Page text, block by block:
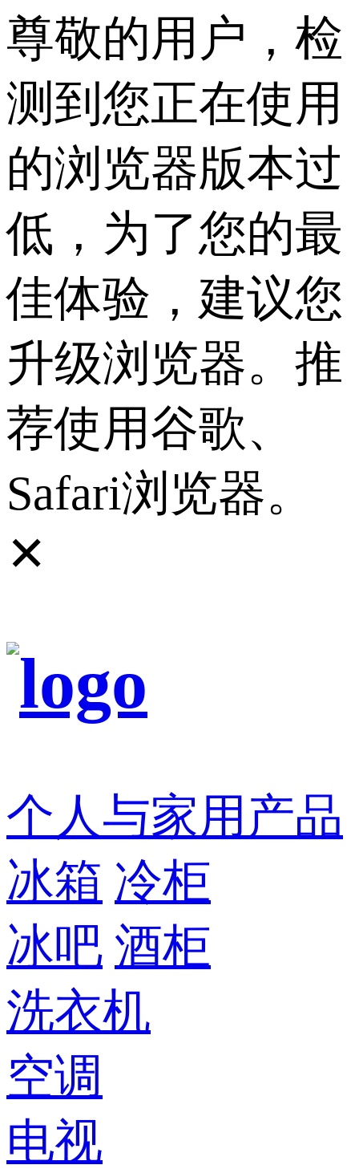
尊敬的用户，检
测到您正在使用
的浏览器版本过
低，为了您的最
佳体验，建议您
升级浏览器。推
荐使用谷歌、
Safari浏览器。
✕
个人与家用产品
冰箱 冷柜
冰吧 酒柜
洗衣机
空调
电视